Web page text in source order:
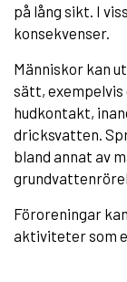
på lång sikt. I
konsekvenser.
Människor kan
sätt, exempelvis
hudkontakt,
dricksvatten.
bland annat av
Föroreningar
aktiviteter som